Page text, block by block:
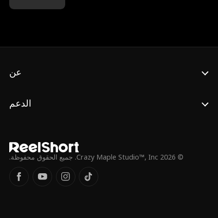
عن
الدعم
© 2026 Crazy Maple Studio™, Inc. جميع الحقوق محفوظة.